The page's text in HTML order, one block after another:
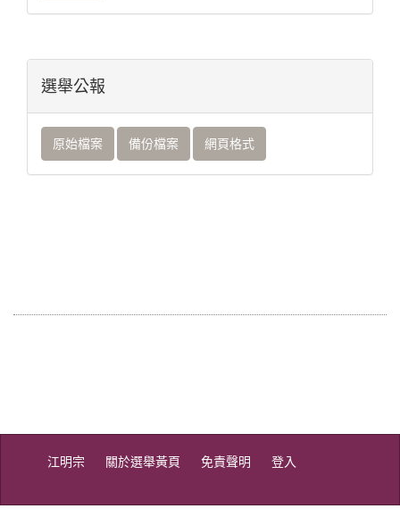
選舉公報
原始檔案 備份檔案 網頁格式
江明宗 關於選舉黃頁 免責聲明 登入